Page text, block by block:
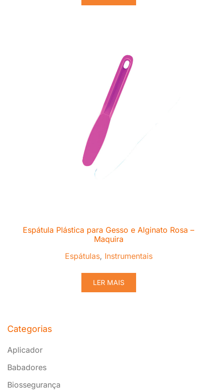
Espátula Plástica para Gesso e Alginato Rosa –
Maquira
Espátulas, Instrumentais
LER MAIS
Categorias
Aplicador
Babadores
Biossegurança